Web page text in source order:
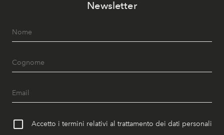
Newsletter
Accetto i termini relativi al trattamento dei dati personali